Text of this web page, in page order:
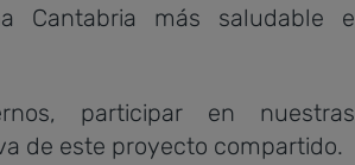
Cantabria más saludable e
participar en nuestras
de este proyecto compartido.